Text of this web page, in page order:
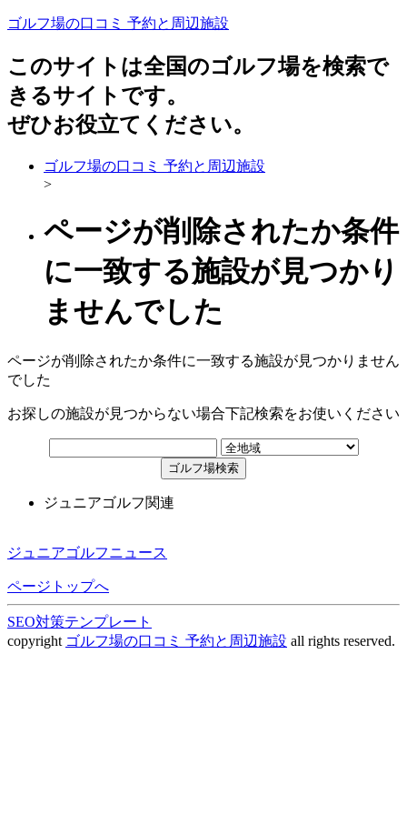
ゴルフ場の口コミ 予約と周辺施設
このサイトは全国のゴルフ場を検索で
きるサイトです。
ぜひお役立てください。
ゴルフ場の口コミ 予約と周辺施設
>
ページが削除されたか条件
に一致する施設が見つかり
ませんでした
ページが削除されたか条件に一致する施設が見つかりません
でした
お探しの施設が見つからない場合下記検索をお使いください
ジュニアゴルフ関連
ジュニアゴルフニュース
ページトップへ
SEO対策テンプレート
copyright ゴルフ場の口コミ 予約と周辺施設 all rights reserved.